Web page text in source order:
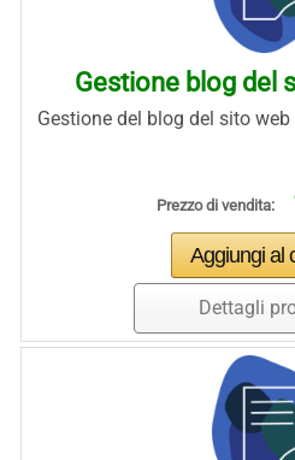
Gestione blog del
Gestione del blog del sito
Prezzo di vendita:
Dettagli